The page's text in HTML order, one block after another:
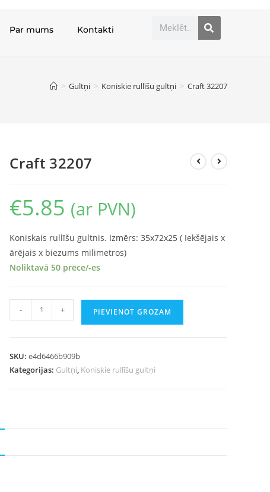
Par mums Kontakti
> Gultņi > Koniskie rullīšu gultņi > Craft 32207
Craft 32207
€5.85 (ar PVN)
Koniskais rullīšu gultnis. Izmērs: 35x72x25 ( Iekšējais x
ārējais x biezums milimetros)
Noliktavā 50 prece/-es
- + PIEVIENOT GROZAM
SKU:e4d6466b909b
Kategorijas: Gultņi, Koniskie rullīšu gultņi